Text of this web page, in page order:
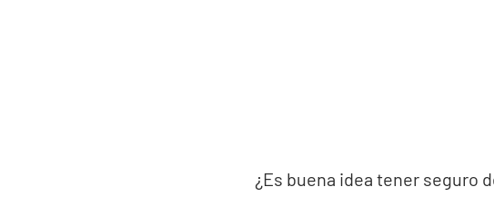
¿Es buena idea tener seguro